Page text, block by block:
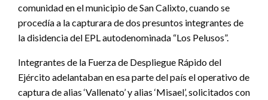
comunidad en el municipio de San Calixto, cuando se
procedía a la capturara de dos presuntos integrantes de
la disidencia del EPL autodenominada “Los Pelusos”.
Integrantes de la Fuerza de Despliegue Rápido del
Ejército adelantaban en esa parte del país el operativo de
captura de alias ‘Vallenato’ y alias ‘Misael’, solicitados con